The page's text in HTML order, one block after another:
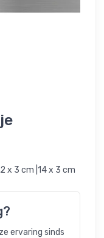
x 3 cm |14 x 3 cm
ervaring sinds